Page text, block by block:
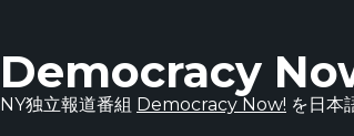
Democracy
NY独立報道番組 Democracy Now! を日本